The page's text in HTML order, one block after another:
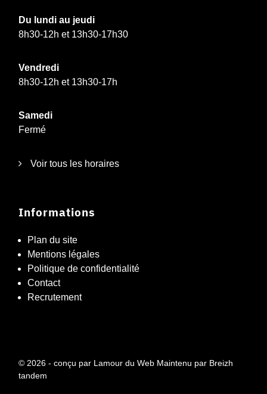
Du lundi au jeudi
8h30-12h et 13h30-17h30
Vendredi
8h30-12h et 13h30-17h
Samedi
Fermé
Voir tous les horaires
Informations
Plan du site
Mentions légales
Politique de confidentialité
Contact
Recrutement
© 2026 - conçu par Lamour du Web Maintenu par Breizh
tandem